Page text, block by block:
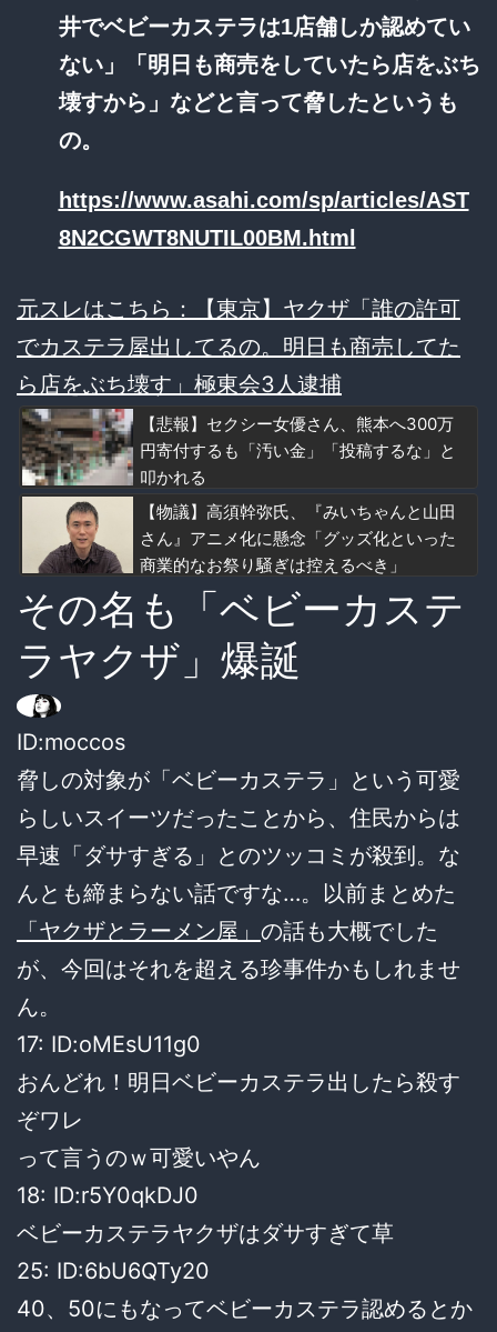
井でベビーカステラは1店舗しか認めてい
ない」「明日も商売をしていたら店をぶち
壊すから」などと言って脅したというも
の。
https://www.asahi.com/sp/articles/AST
8N2CGWT8NUTIL00BM.html
元スレはこちら：【東京】ヤクザ「誰の許可
でカステラ屋出してるの。明日も商売してた
ら店をぶち壊す」極東会3人逮捕
【悲報】セクシー女優さん、熊本へ300万
円寄付するも「汚い金」「投稿するな」と
叩かれる
【物議】高須幹弥氏、『みいちゃんと山田
さん』アニメ化に懸念「グッズ化といった
商業的なお祭り騒ぎは控えるべき」
その名も「ベビーカステ
ラヤクザ」爆誕
ID:moccos
脅しの対象が「ベビーカステラ」という可愛
らしいスイーツだったことから、住民からは
早速「ダサすぎる」とのツッコミが殺到。な
んとも締まらない話ですな…。以前まとめた
「ヤクザとラーメン屋」 の話も大概でした
が、今回はそれを超える珍事件かもしれませ
ん。
17: ID:oMEsU11g0
おんどれ！明日ベビーカステラ出したら殺す
ぞワレ
って言うのｗ可愛いやん
18: ID:r5Y0qkDJ0
ベビーカステラヤクザはダサすぎて草
25: ID:6bU6QTy20
40、50にもなってベビーカステラ認めるとか